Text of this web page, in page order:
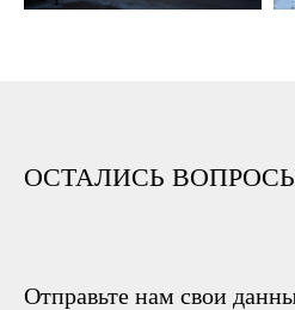
ОСТАЛИСЬ
Отправьте нам свои